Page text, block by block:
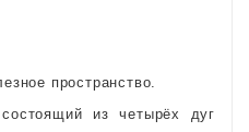
пространство.
из четырёх дуг